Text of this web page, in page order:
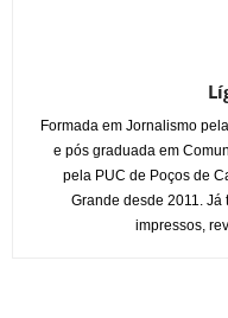
Formada em Jornalismo
e pós graduada em
pela PUC de Poços de
Grande desde 2011.
impressos,